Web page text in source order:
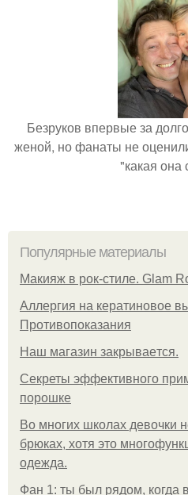
Безруков впервые за
женой, но фанаты не
"какая она
Популярные материалы
Макияж в рок-стиле. Glam
Аллергия на кератиновое
Противопоказания
Нaш магaзин зaкрывaeтся.
Секреты эффективного
порошке
Во многих школах девочки
брюках, хотя это
одежда.
Фан 1: ты был рядом, когда